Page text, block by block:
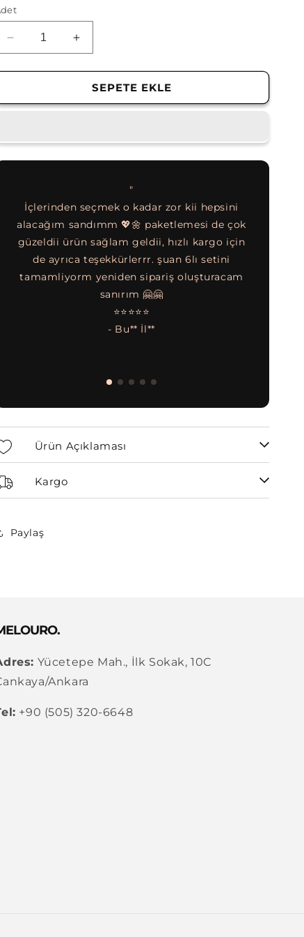
Yumak
Not
2&#39;li
yeşili-
latte
adedi
azaltın
Top
Yumak
Not
Tutucu
2&#39;li
yeşili-
latte
adedi
artırın
SEPETE EKLE
"
İçlerinden seçmek o kadar zor kii hepsini
alacağım sandımm 💖🌼 paketlemesi de çok
güzeldii ürün sağlam geldii, hızlı kargo için
de ayrıca teşekkürlerrr. şuan 6lı setini
tamamliyorm yeniden sipariş oluşturacam
sanırım 🤗🤗
⭐⭐⭐⭐⭐
- Bu** İl**
Ürün Açıklaması
Kargo
Paylaş
Yücetepe Mah., İlk Sokak, 10C
Ankara
+90 (505) 320-6648